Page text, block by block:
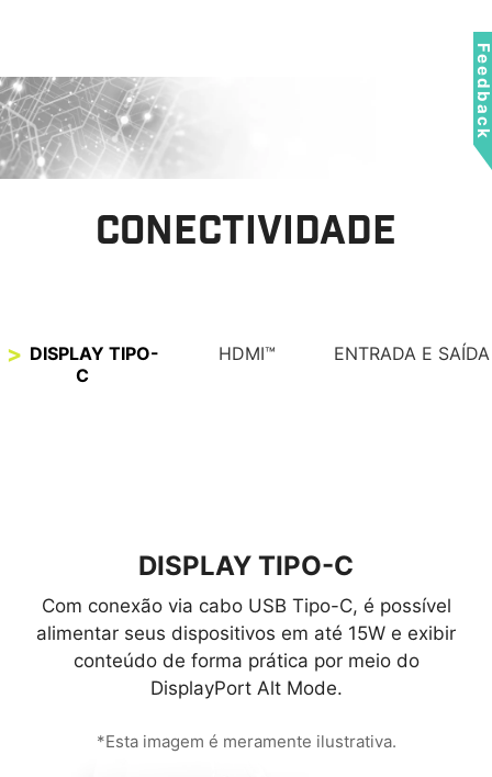
CONECTIVIDADE
DISPLAY TIPO-
C
HDMI™ ENTRADA E SAÍDA
DISPLAY TIPO-C
Com conexão via cabo USB Tipo-C, é possível
alimentar seus dispositivos em até 15W e exibir
conteúdo de forma prática por meio do
DisplayPort Alt Mode.
*Esta imagem é meramente ilustrativa.